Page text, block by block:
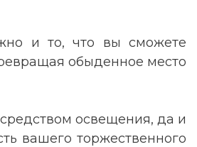
и то, что вы сможете
обыденное место
освещения, да и
вашего торжественного